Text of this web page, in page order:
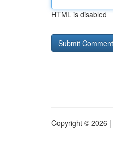
HTML is disabled
Copyright © 2026 |